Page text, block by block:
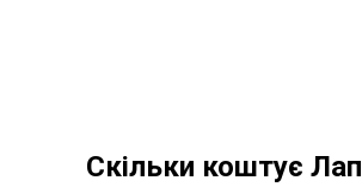
Скільки коштує